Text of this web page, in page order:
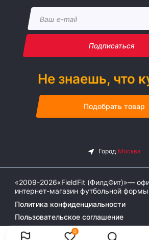
0
Подписаться
Не знаешь, что
Подобрать товар
«2009-2026«FieldFit (ФилдФит)»—
интернет-магазин футбольной
Политика конфиденциальности
Пользовательское соглашение